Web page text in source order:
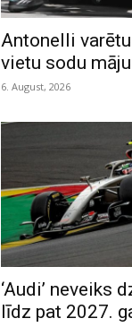
Antonelli
vietu sodu
6. August, 2026
‘Audi’ neveiks
līdz pat 2027.